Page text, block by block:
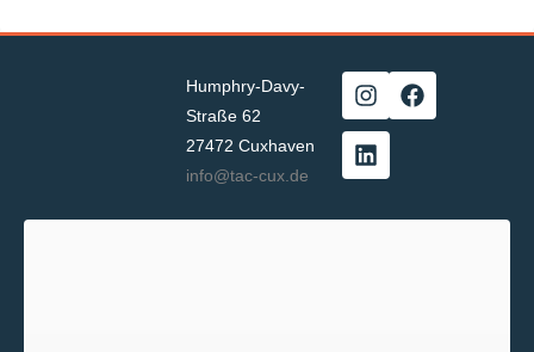
Humphry-Davy-
Straße 62
27472 Cuxhaven
info@tac-cux.de